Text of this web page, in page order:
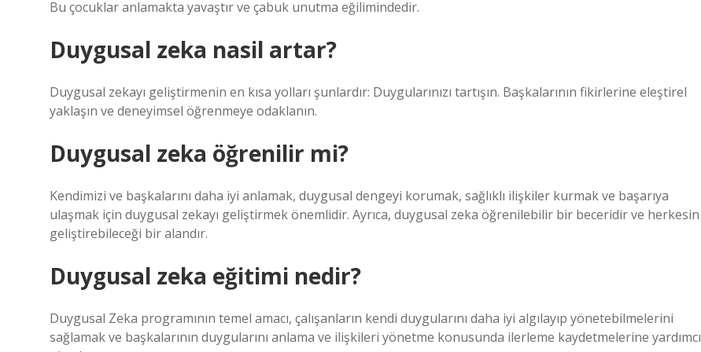
Bu çocuklar anlamakta yavaştır ve çabuk unutma eğilimindedir.
Duygusal zeka nasil artar?
Duygusal zekayı geliştirmenin en kısa yolları şunlardır: Duygularınızı tartışın. Başkalarının fikirlerine eleştirel
yaklaşın ve deneyimsel öğrenmeye odaklanın.
Duygusal zeka öğrenilir mi?
Kendimizi ve başkalarını daha iyi anlamak, duygusal dengeyi korumak, sağlıklı ilişkiler kurmak ve başarıya
ulaşmak için duygusal zekayı geliştirmek önemlidir. Ayrıca, duygusal zeka öğrenilebilir bir beceridir ve herkesin
geliştirebileceği bir alandır.
Duygusal zeka eğitimi nedir?
Duygusal Zeka programının temel amacı, çalışanların kendi duygularını daha iyi algılayıp yönetebilmelerini
sağlamak ve başkalarının duygularını anlama ve ilişkileri yönetme konusunda ilerleme kaydetmelerine yardımcı